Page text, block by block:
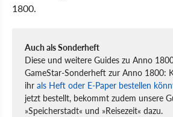
1800.
Auch als Sonderheft
Diese und weitere Guides zu Anno
GameStar-Sonderheft zur Anno 1800:
ihr als Heft oder E-Paper bestellen
jetzt bestellt, bekommt zudem unsere
»Speicherstadt« und »Reisezeit« dazu.